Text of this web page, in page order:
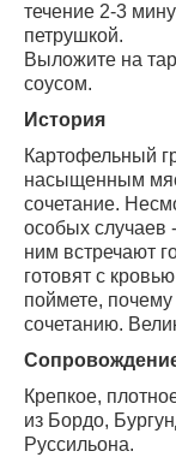
течение 2-3
петрушкой.
Выложите на
соусом.
История
Картофельный
насыщенным
сочетание.
особых случаев
ним встречают
готовят с
поймете,
сочетанию.
Крепкое,
из Бордо,
Руссильона.